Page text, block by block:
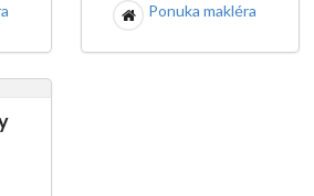
Ponuka makléra